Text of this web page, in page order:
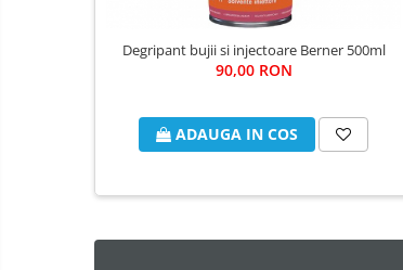
Degripant bujii si injectoare Berner 500ml
90,00 RON
ADAUGA IN COS